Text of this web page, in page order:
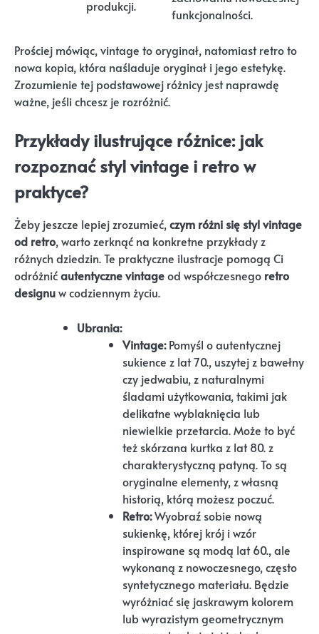
produkcji.
funkcjonalności.
Prościej mówiąc, vintage to oryginał, natomiast retro to
nowa kopia, która naśladuje oryginał i jego estetykę.
Zrozumienie tej podstawowej różnicy jest naprawdę
ważne, jeśli chcesz je rozróżnić.
Przykłady ilustrujące różnice: jak
rozpoznać styl vintage i retro w
praktyce?
Żeby jeszcze lepiej zrozumieć,czym różni się styl vintage
od retro, warto zerknąć na konkretne przykłady z
różnych dziedzin. Te praktyczne ilustracje pomogą Ci
odróżnićautentyczne vintageod współczesnego retro
designuw codziennym życiu.
Ubrania:
Vintage:Pomyśl o autentycznej
sukience z lat 70., uszytej z bawełny
czy jedwabiu, z naturalnymi
śladami użytkowania, takimi jak
delikatne wyblaknięcia lub
niewielkie przetarcia. Może to być
też skórzana kurtka z lat 80. z
charakterystyczną patyną. To są
oryginalne elementy, z własną
historią, którą możesz poczuć.
Retro:Wyobraź sobie nową
sukienkę, której krój i wzór
inspirowane są modą lat 60., ale
wykonaną z nowoczesnego, często
syntetycznego materiału. Będzie
wyróżniać się jaskrawym kolorem
lub wyrazistym geometrycznym